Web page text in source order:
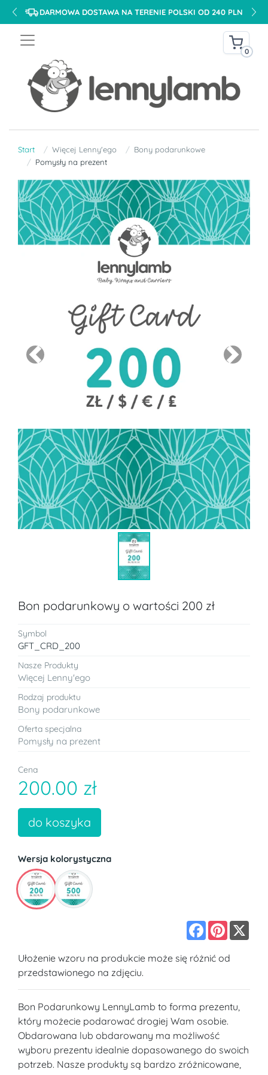
DARMOWA DOSTAWA NA TERENIE POLSKI OD 240 PLN
0
Start Więcej Lenny'ego
Bony podarunkowe
Pomysły na prezent
Previous Next
Bon podarunkowy o wartości 200 zł
Symbol
GFT_CRD_200
Nasze Produkty
Więcej Lenny'ego
Rodzaj produktu
Bony podarunkowe
Oferta specjalna
Pomysły na prezent
Cena
200.00 zł
do koszyka
Wersja kolorystyczna
Facebook
Pinterest
Ułożenie wzoru na produkcie może się różnić od
przedstawionego na zdjęciu.
Bon Podarunkowy LennyLamb to forma prezentu,
który możecie podarować drogiej Wam osobie.
Obdarowana lub obdarowany ma możliwość
wyboru prezentu idealnie dopasowanego do swoich
potrzeb. Nasze produkty są bardzo zróżnicowane,